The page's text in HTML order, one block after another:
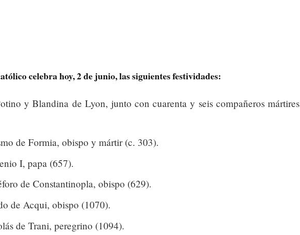
celebra hoy, 2 de junio, las siguientes festividades:
y Blandina de Lyon, junto con cuarenta y seis compañeros mártires
de Formia, obispo y mártir (c. 303).
I, papa (657).
de Constantinopla, obispo (629).
de Acqui, obispo (1070).
de Trani, peregrino (1094).